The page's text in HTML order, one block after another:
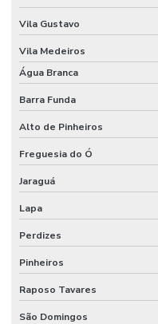
Preço do veludo por metro
Serviço de flocagem
Tecido algodão flocado
Tecido aveludado automotivo
Tecido flocado
Tecido flocado de nylon
Tecido de pvc inflável
Tecido tule flocado
Tecido veludo
Vila Gustavo
Vila Medeiros
Água Branca
Barra Funda
Alto de Pinheiros
Freguesia do Ó
Jaraguá
Lapa
Perdizes
Pinheiros
Raposo Tavares
São Domingos